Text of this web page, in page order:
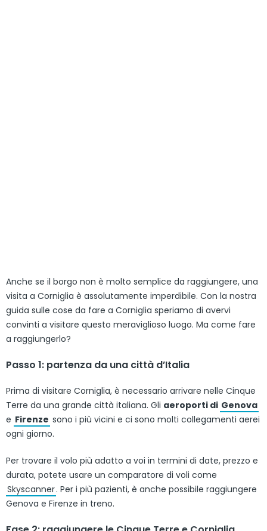
Anche se il borgo non è molto semplice da raggiungere, una
visita a Corniglia è assolutamente imperdibile. Con la nostra
guida sulle cose da fare a Corniglia speriamo di avervi
convinti a visitare questo meraviglioso luogo. Ma come fare
a raggiungerlo?
Passo 1: partenza da una città d’Italia
Prima di visitare Corniglia, è necessario arrivare nelle Cinque
Terre da una grande città italiana. Gli aeroporti di Genova
e Firenze sono i più vicini e ci sono molti collegamenti aerei
ogni giorno.
Per trovare il volo più adatto a voi in termini di date, prezzo e
durata, potete usare un comparatore di voli come
Skyscanner. Per i più pazienti, è anche possibile raggiungere
Genova e Firenze in treno.